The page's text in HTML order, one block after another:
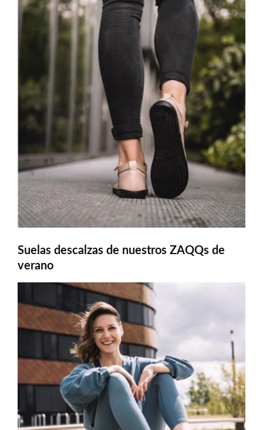
Suelas descalzas de nuestros ZAQQs de
verano